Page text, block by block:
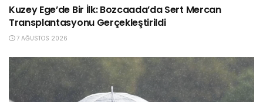
Kuzey Ege’de Bir İlk: Bozcaada’da Sert Mercan
Transplantasyonu Gerçekleştirildi
7 AĞUSTOS 2026